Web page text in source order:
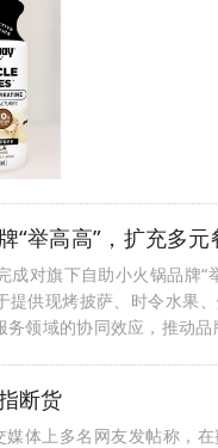
“举高高”，扩充多
成对旗下自助小火锅品牌
提供现烤披萨、时令水果
领域的协同效应，推动品
断货
体上多名网友发帖称，